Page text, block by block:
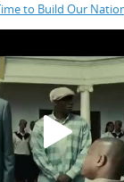
to Build Our